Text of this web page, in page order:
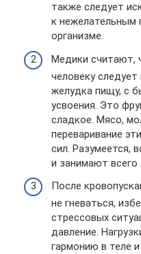
также следует
к нежелательным
организме.
Медики считают,
человеку
желудка пищу, с
усвоения. Это
сладкое. Мясо,
переваривание
сил. Разумеется,
и занимают всего
После
не гневаться,
стрессовых
давление.
гармонию в теле